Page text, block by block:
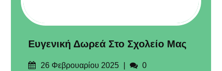
Eυγενική Δωρεά Στο Σχολείο Μας
Δημοσιεύτηκε
26 Φεβρουαρίου 2025 Σχόλια
0